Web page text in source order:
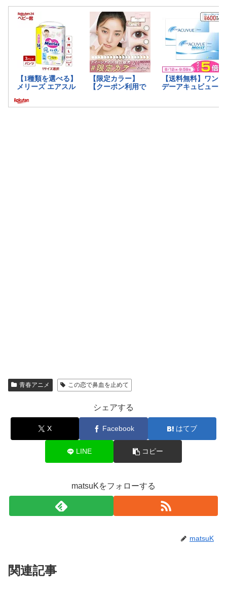
青春アニメ この恋で鼻血を止めて
シェアする
X Facebook はてブ
LINE コピー
matsuKをフォローする
matsuK
関連記事